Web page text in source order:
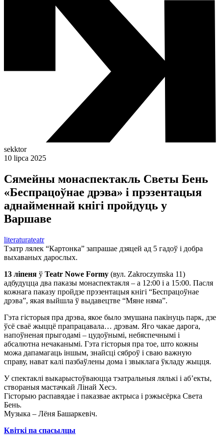
sekktor
10 lipca 2025
Сямейны монаспектакль Светы Бень
«Беспрацоўнае дрэва» і прэзентацыя
аднайменнай кнігі пройдуць у
Варшаве
literaturateatr
Тэатр лялек “Картонка” запрашае дзяцей ад 5 гадоў і добра
выхаваных дарослых.
13 ліпеня ў Teatr Nowe Formy (вул. Zakroczymska 11)
адбудуцца два паказы монаспектакля – а 12:00 і а 15:00. Пасля
кожнага паказу пройдзе прэзентацыя кнігі “Беспрацоўнае
дрэва”, якая выйшла ў выдавецтве “Мяне няма”.
Гэта гісторыя пра дрэва, якое было змушана пакінуць парк, дзе
ўсё сваё жыццё прапрацавала… дрэвам. Яго чакае дарога,
напоўненая прыгодамі – цудоўнымі, небяспечнымі і
абсалютна нечаканымі. Гэта гісторыя пра тое, што кожны
можа дапамагаць іншым, знайсці сяброў і сваю важную
справу, нават калі пазбаўлены дома і звыклага ўкладу жыцця.
У спектаклі выкарыстоўваюцца тэатральныя лялькі і аб’екты,
створаныя мастачкай Лінай Хесэ.
Гісторыю распавядае і паказвае актрыса і рэжысёрка Света
Бень.
Музыка – Лёня Башаркевіч.
Квіткі па спасылцы